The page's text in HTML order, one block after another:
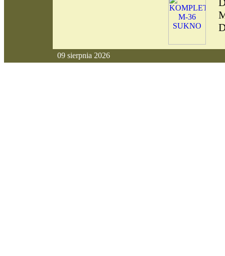
09 sierpnia 2026